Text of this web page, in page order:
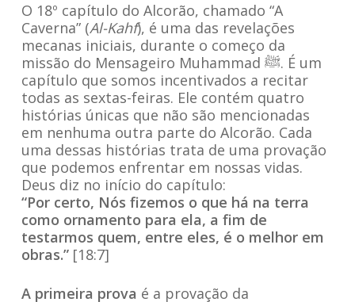
O 18º capítulo do Alcorão, chamado “A
Caverna” (Al-Kahf), é uma das revelações
mecanas iniciais, durante o começo da
missão do Mensageiro Muhammad ﷺ. É um
capítulo que somos incentivados a recitar
todas as sextas-feiras. Ele contém quatro
histórias únicas que não são mencionadas
em nenhuma outra parte do Alcorão. Cada
uma dessas histórias trata de uma provação
que podemos enfrentar em nossas vidas.
Deus diz no início do capítulo:
“Por certo, Nós fizemos o que há na terra
como ornamento para ela, a fim de
testarmos quem, entre eles, é o melhor em
obras.”[18:7]
A primeira prova é a provação da